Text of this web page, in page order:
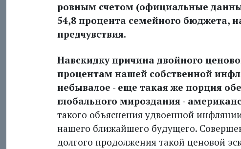
ровным счетом (официальные
54,8 процента семейного бюджета,
предчувствия.
Навскидку причина двойного
процентам нашей собственной
небывалое - еще такая же порция
глобального мироздания -
такого объяснения удвоенной
нашего ближайшего будущего.
долгого продолжения такой ценовой